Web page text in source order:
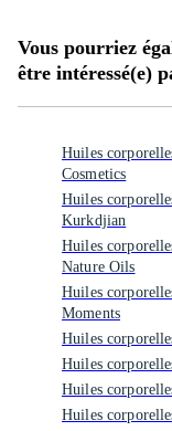
Vous pourriez
être intéressé(e)
Huiles
Cosmetics
Huiles
Kurkdjian
Huiles
Nature Oils
Huiles
Moments
Huiles
Huiles
Huiles
Huiles